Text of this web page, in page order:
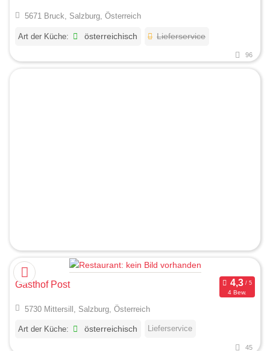
5671 Bruck, Salzburg, Österreich
Art der Küche: österreichisch Lieferservice
96
Gasthof Post
4 Bew.
5730 Mittersill, Salzburg, Österreich
Art der Küche: österreichisch Lieferservice
45